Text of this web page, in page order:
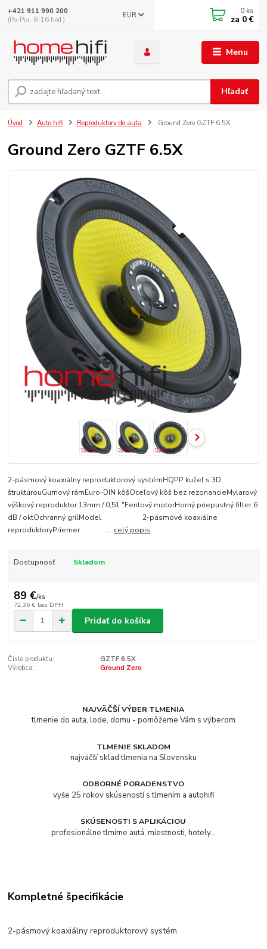
Menu
EUR
Hľadať
+421 911 990 200
(Po-Pia, 8-16 hod.)
0 ks
za 0 €
Úvod Auto hifi Reproduktory do auta Ground Zero GZTF 6.5X
Ground Zero GZTF 6.5X
2-pásmový koaxiálny reproduktorový systémHQPP kužeľ s 3D
štruktúrouGumový rámEuro-DIN kôšOceľový kôš bez rezonancieMylarový
výškový reproduktor 13mm / 0,51 ″Feritový motorHorný priepustný filter 6
dB / oktOchranný grilModel 2-pásmové koaxiálne
reproduktoryPriemer ... celý popis
Dostupnosť Skladom
89 €/ks
72,36 € bez DPH
Pridať do košíka
Číslo produktu:
GZTF 6.5X
Výrobca:
Ground Zero
NAJVÄČŠÍ VÝBER TLMENIA
tlmenie do auta, lode, domu - pomôžeme Vám s výberom
TLMENIE SKLADOM
najväčší sklad tlmenia na Slovensku
ODBORNÉ PORADENSTVO
vyše 25 rokov skúseností s tlmením a autohifi
SKÚSENOSTI S APLIKÁCIOU
profesionálne tlmíme autá, miestnosti, hotely...
Kompletné špecifikácie
2-pásmový koaxiálny reproduktorový systém